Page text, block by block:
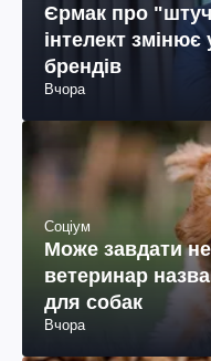
Єрмак про
інтелект
брендів
Вчора
Соціум
Може завдати
ветеринар
для собак
Вчора